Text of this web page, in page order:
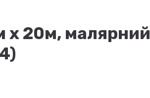
х 20м, малярний